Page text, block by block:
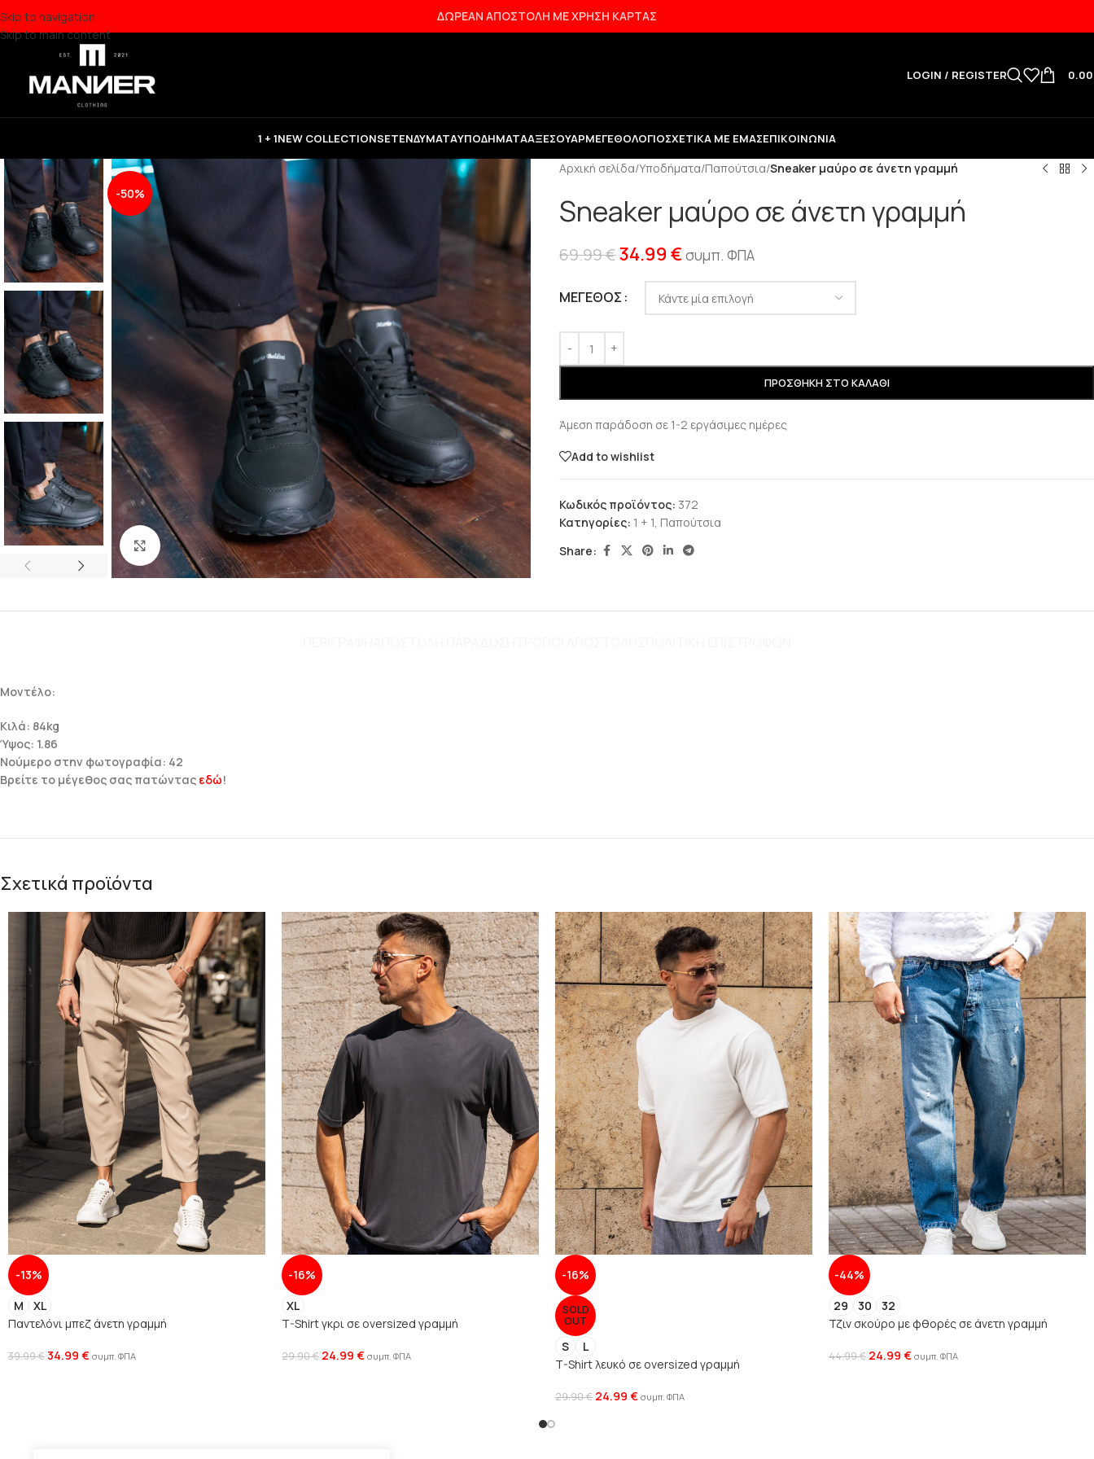
Skip to navigation
Skip to main content
ΔΩΡΕΑΝ ΑΠΟΣΤΟΛΗ ΜΕ ΧΡΗΣΗ ΚΑΡΤΑΣ
LOGIN / REGISTER
1 + 1NEW COLLECTIONSETΕΝΔΎΜΑΤΑΥΠΟΔΉΜΑΤΑΑΞΕΣΟΥΆΡΜΕΓΕΘΟΛΌΓΙΟΣΧΕΤΙΚΆ ΜΕ ΕΜΆΣΕΠΙΚΟΙΝΩΝΊΑ
-50%
Click to enlarge
Αρχική σελίδα/Υποδήματα/Παπούτσια/Sneaker μαύρο σε άνετη γραμμή
Sneaker μαύρο σε άνετη γραμμή
69.99€34.99 €συμπ. ΦΠΑ
ΜΈΓΕΘΟΣ
ΠΡΟΣΘΉΚΗ ΣΤΟ ΚΑΛΆΘΙ
Άμεση παράδοση σε 1-2 εργάσιμες ημέρες
Add to wishlist
Κωδικός προϊόντος: 372
Κατηγορίες: 1 + 1, Παπούτσια
Share:
Μοντέλο:
Κιλά: 84kg
Ύψος: 1.86
Νούμερο στην φωτογραφία: 42
Βρείτε το μέγεθος σας πατώντας εδώ!
Σχετικά προϊόντα
-13%
M
XL
Παντελόνι μπεζ άνετη γραμμή
39.99€34.99 € συμπ. ΦΠΑ
-16%
XL
T-Shirt γκρι σε oversized γραμμή
29.90€ 24.99 € συμπ. ΦΠΑ
-16%
SOLD
OUT
S
L
T-Shirt λευκό σε oversized γραμμή
29.90€ 24.99 € συμπ. ΦΠΑ
-44%
29
30
32
Τζιν σκούρο με φθορές σε άνετη γραμμή
44.99€ 24.99 € συμπ. ΦΠΑ